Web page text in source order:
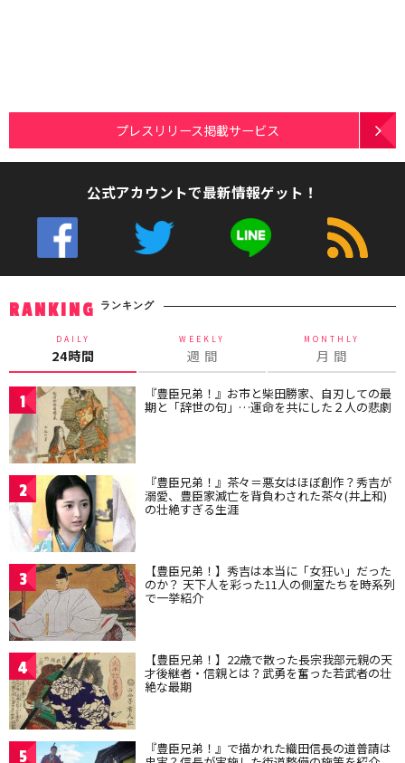
プレスリリース掲載サービス
公式アカウントで最新情報ゲット！
RANKING ランキング
DAILY
24時間
WEEKLY
週 間
MONTHLY
月 間
1 『豊臣兄弟！』お市と柴田勝家、自刃しての最
期と「辞世の句」…運命を共にした２人の悲劇
2 『豊臣兄弟！』茶々＝悪女はほぼ創作？秀吉が
溺愛、豊臣家滅亡を背負わされた茶々(井上和)
の壮絶すぎる生涯
3 【豊臣兄弟！】秀吉は本当に「女狂い」だった
のか？ 天下人を彩った11人の側室たちを時系列
で一挙紹介
4 【豊臣兄弟！】22歳で散った長宗我部元親の天
才後継者・信親とは？武勇を奮った若武者の壮
絶な最期
5 『豊臣兄弟！』で描かれた織田信長の道普請は